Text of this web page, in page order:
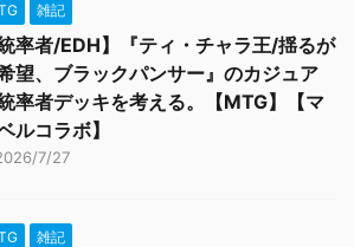
雑記
統率者/EDH】『ティ・チャラ王/揺るが
望、ブラックパンサー』のカジュア
率者デッキを考える。【MTG】【マ
ルコラボ】
7/27
雑記